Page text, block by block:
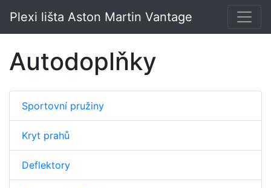
Plexi lišta Aston Martin Vantage
Autodoplňky
Sportovní pružiny
Kryt prahů
Deflektory